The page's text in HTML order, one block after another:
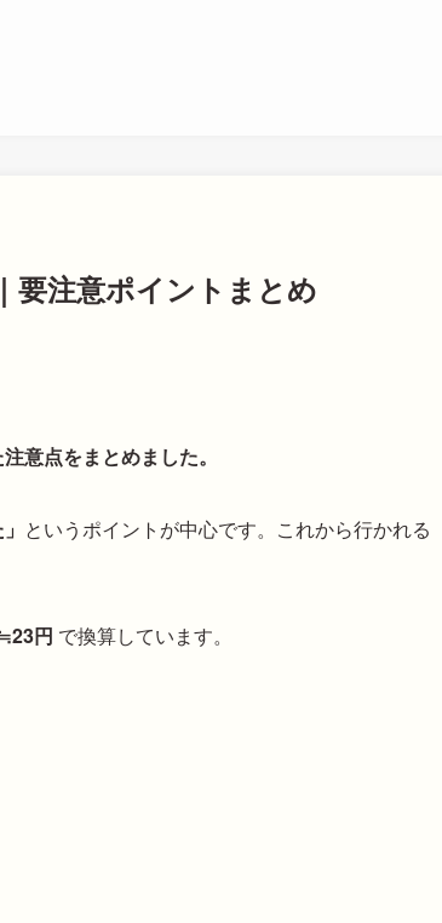
要注意ポイントまとめ
意点をまとめました。
というポイントが中心です。これから行かれる
円 で換算しています。